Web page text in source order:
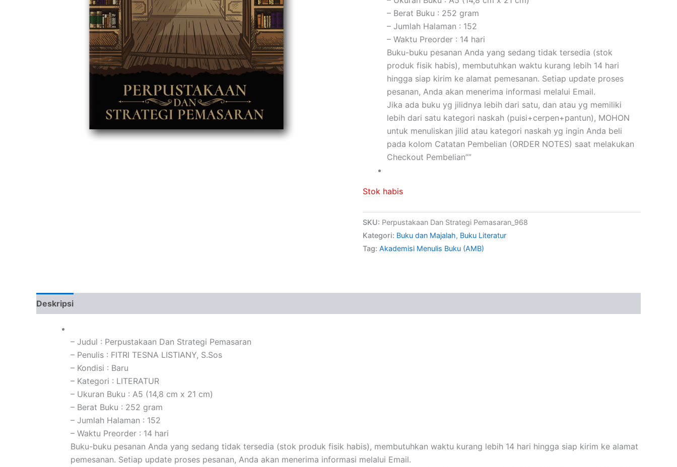
– Berat Buku : 252 gram
– Jumlah Halaman : 152
– Waktu Preorder : 14 hari
Buku-buku pesanan Anda yang sedang tidak tersedia (stok
produk fisik habis), membutuhkan waktu kurang lebih 14 hari
hingga siap kirim ke alamat pemesanan. Setiap update proses
pesanan, Anda akan menerima informasi melalui Email.
Jika ada buku yg jilidnya lebih dari satu, dan atau yg memiliki
lebih dari satu kategori naskah (puisi+cerpen+pantun), MOHON
untuk menuliskan jilid atau kategori naskah yg ingin Anda beli
pada kolom Catatan Pembelian (ORDER NOTES) saat melakukan
Checkout Pembelian””
Stok habis
SKU: Perpustakaan Dan Strategi Pemasaran_968
Kategori: Buku dan Majalah, Buku Literatur
Tag: Akademisi Menulis Buku (AMB)
Deskripsi
– Judul : Perpustakaan Dan Strategi Pemasaran
– Penulis : FITRI TESNA LISTIANY, S.Sos
– Kondisi : Baru
– Kategori : LITERATUR
– Ukuran Buku : A5 (14,8 cm x 21 cm)
– Berat Buku : 252 gram
– Jumlah Halaman : 152
– Waktu Preorder : 14 hari
Buku-buku pesanan Anda yang sedang tidak tersedia (stok produk fisik habis), membutuhkan waktu kurang lebih 14 hari hingga siap kirim ke alamat
pemesanan. Setiap update proses pesanan, Anda akan menerima informasi melalui Email.